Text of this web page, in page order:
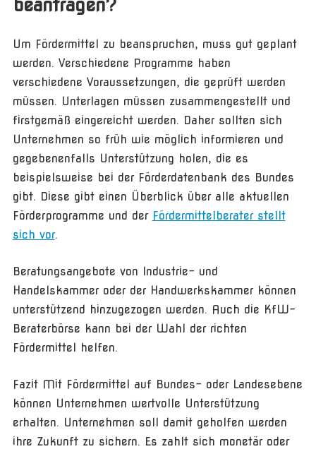
Um Fördermittel zu beanspruchen, muss gut geplant
werden. Verschiedene Programme haben
verschiedene Voraussetzungen, die geprüft werden
müssen. Unterlagen müssen zusammengestellt und
firstgemäß eingereicht werden. Daher sollten sich
Unternehmen so früh wie möglich informieren und
gegebenenfalls Unterstützung holen, die es
beispielsweise bei der Förderdatenbank des Bundes
gibt. Diese gibt einen Überblick über alle aktuellen
Förderprogramme und der Fördermittelberater stellt
sich vor.
Beratungsangebote von Industrie- und
Handelskammer oder der Handwerkskammer können
unterstützend hinzugezogen werden. Auch die KfW-
Beraterbörse kann bei der Wahl der richten
Fördermittel helfen.
Fazit Mit Fördermittel auf Bundes- oder Landesebene
können Unternehmen wertvolle Unterstützung
erhalten. Unternehmen soll damit geholfen werden
ihre Zukunft zu sichern. Es zahlt sich monetär oder